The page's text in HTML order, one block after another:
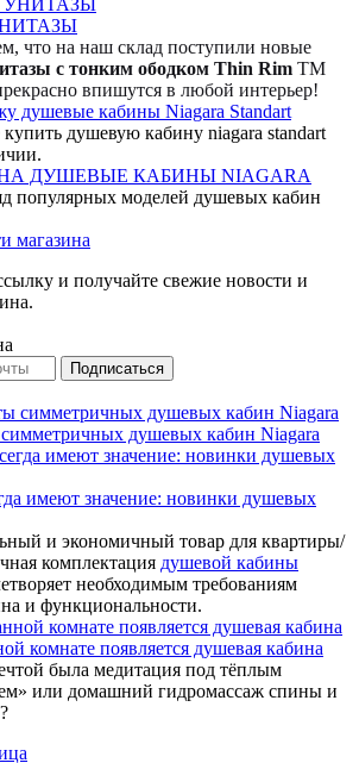
что на наш склад поступили новые
с тонким ободком Thin Rim TM
впишутся в любой интерьер!
душевые кабины Niagara Standart
душевую кабину niagara standart
ДУШЕВЫЕ КАБИНЫ NIAGARA
популярных моделей душевых кабин
магазина
и получайте свежие новости и
душевых кабин Niagara
имеют значение: новинки душевых
и экономичный товар для квартиры/
комплектация душевой кабины
необходимым требованиям
и функциональности.
комнате появляется душевая кабина
была медитация под тёплым
или домашний гидромассаж спины и